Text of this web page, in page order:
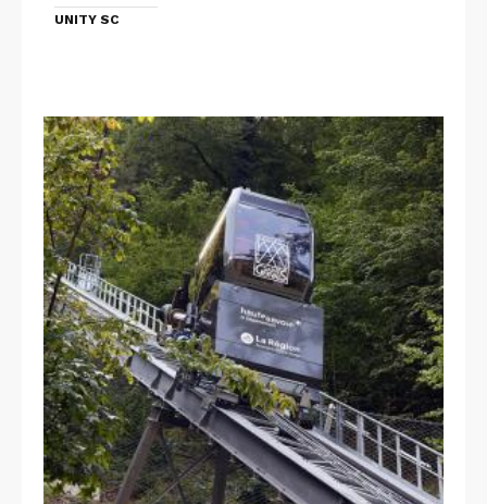
UNITY SC